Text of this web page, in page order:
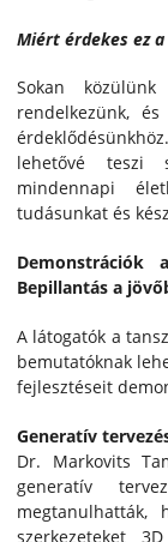
Miért érdekes ez
Sokan
rendelkezünk,
lehetővé teszi
mindennapi
tudásunkat és
Demonstrációk
Bepillantás a
A látogatók a
bemutatóknak
fejlesztéseit
Generatív
Dr. Markovits
generatív
megtanulhatták,
szerkezeteket